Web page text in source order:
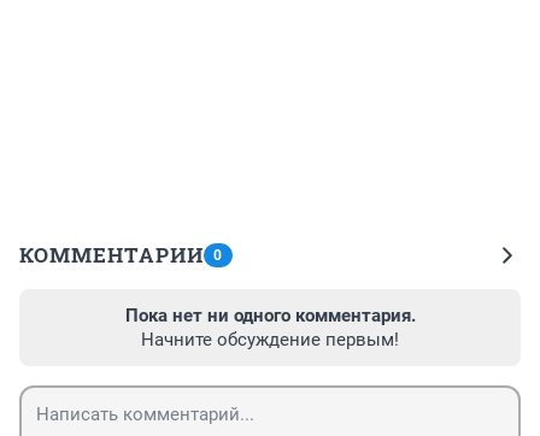
КОММЕНТАРИИ 0
Пока нет ни одного комментария.
Начните обсуждение первым!